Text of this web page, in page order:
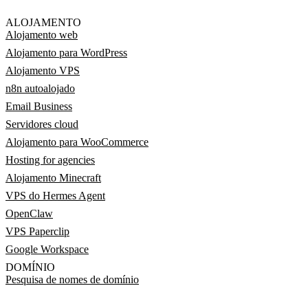
ALOJAMENTO
Alojamento web
Alojamento para WordPress
Alojamento VPS
n8n autoalojado
Email Business
Servidores cloud
Alojamento para WooCommerce
Hosting for agencies
Alojamento Minecraft
VPS do Hermes Agent
OpenClaw
VPS Paperclip
Google Workspace
DOMÍNIO
Pesquisa de nomes de domínio